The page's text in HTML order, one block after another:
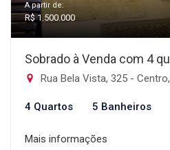
A partir de:
R$ 1.500.000
Sobrado à Venda com 4
Rua Bela Vista, 325 -
4 Quartos 5 Banheiros
Mais informações